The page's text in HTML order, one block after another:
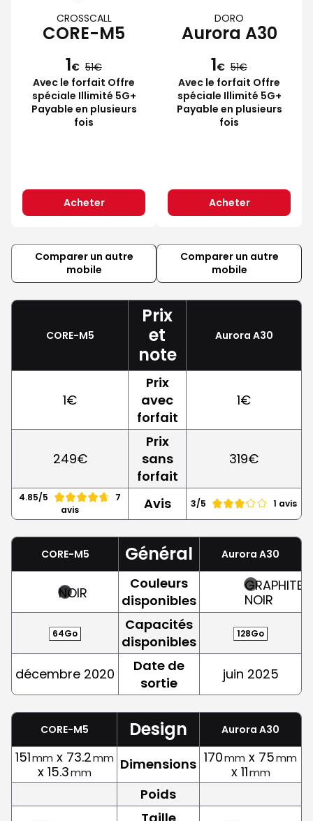
CROSSCALL
CORE-M5
1€ 51
Avec le forfait Offre
spéciale Illimité 5G+
Payable en plusieurs
fois
Acheter
DORO
Aurora A30
1€ 51
Avec le forfait Offre
spéciale Illimité 5G+
Payable en plusieurs
fois
Acheter
Comparer un autre
mobile
Comparer un autre
mobile
CORE-M5
Prix
et
note
Aurora A30
1€
Prix
avec
forfait
1€
249€
Prix
sans
forfait
319€
4.85/5
7
avis
Avis 3/5 1 avis
CORE-M5 Général Aurora A30
NOIR
Couleurs
disponibles
GRAPHITE,
NOIR
64Go
Capacités
disponibles
128Go
décembre 2020
Date de
sortie
juin 2025
CORE-M5 Design Aurora A30
151mm x 73.2mm
x 15.3mm Dimensions 170mm x 75mm
x 11mm
Poids